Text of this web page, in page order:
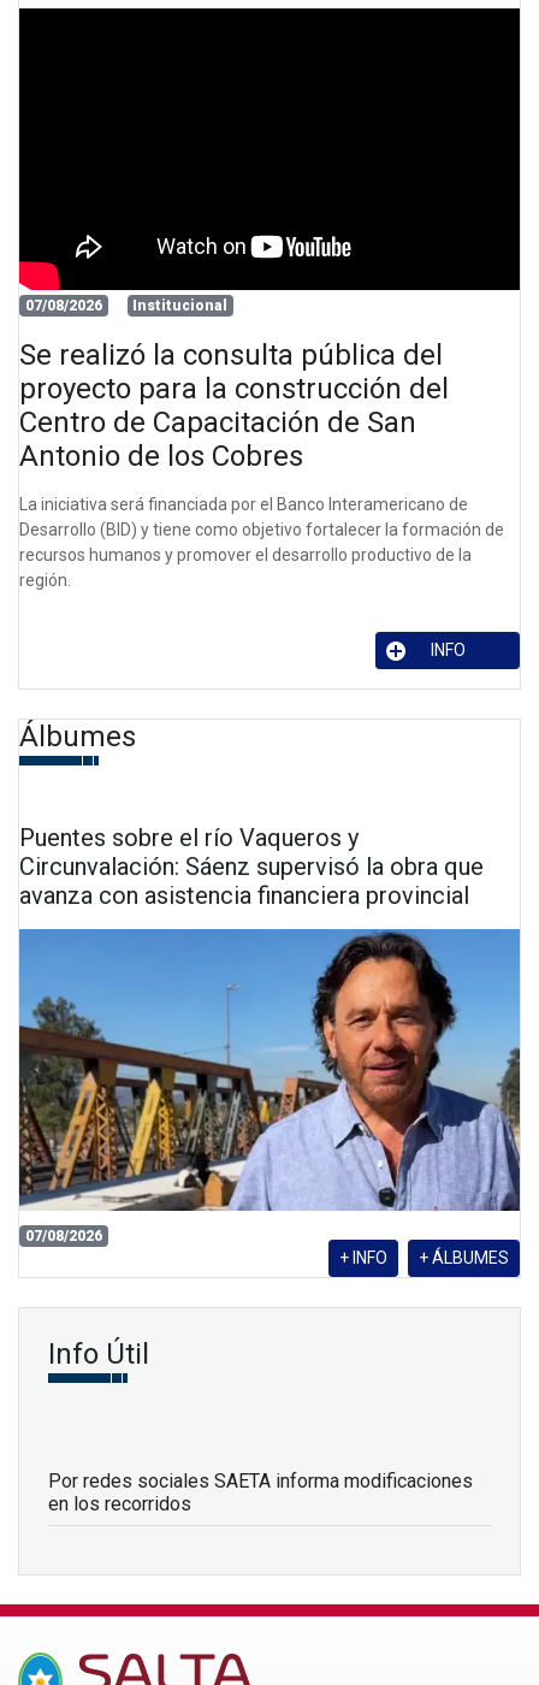
07/08/2026 Institucional
Se realizó la consulta pública del
proyecto para la construcción del
Centro de Capacitación de San
Antonio de los Cobres
La iniciativa será financiada por el Banco Interamericano de
Desarrollo (BID) y tiene como objetivo fortalecer la formación de
recursos humanos y promover el desarrollo productivo de la
región.
INFO
Álbumes
Puentes sobre el río Vaqueros y
Circunvalación: Sáenz supervisó la obra que
avanza con asistencia financiera provincial
07/08/2026
+ ÁLBUMES
+ INFO
Info Útil
Por redes sociales SAETA informa modificaciones
en los recorridos